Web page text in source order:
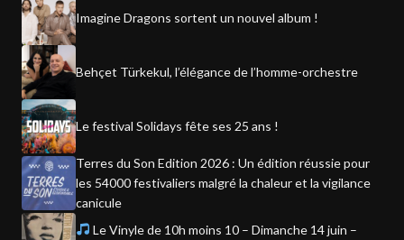
Imagine Dragons sortent un nouvel album !
Behçet Türkekul, l’élégance de l’homme-orchestre
Le festival Solidays fête ses 25 ans !
Terres du Son Edition 2026 : Un édition réussie pour
les 54000 festivaliers malgré la chaleur et la vigilance
canicule
Le Vinyle de 10h moins 10 – Dimanche 14 juin –